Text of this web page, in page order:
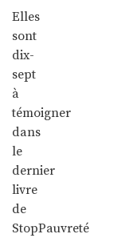
Elles
sont
dix-
sept
à
témoigner
dans
le
dernier
livre
de
StopPauvreté